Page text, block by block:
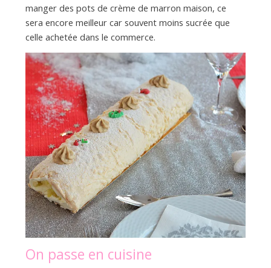
manger des pots de crème de marron maison, ce
sera encore meilleur car souvent moins sucrée que
celle achetée dans le commerce.
On passe en cuisine